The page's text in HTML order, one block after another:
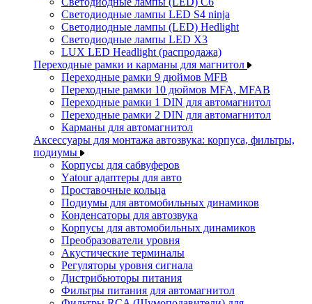
Светодиодные лампы LED S4 ninja
Светодиодные лампы (LED) Hedlight
Светодиодные лампы LED X3
LUX LED Headlight (распродажа)
Переходные рамки и карманы для магнитол
Переходные рамки 9 дюймов MFB
Переходные рамки 10 дюймов MFA, MFAB
Переходные рамки 1 DIN для автомагнитол
Переходные рамки 2 DIN для автомагнитол
Карманы для автомагнитол
Аксессуары для монтажа автозвука: корпуса, фильтры,
подиумы
Корпусы для сабвуферов
Yаtour адаптеры для авто
Проставочные кольца
Подиумы для автомобильных динамиков
Конденсаторы для автозвука
Корпусы для автомобильных динамиков
Преобразователи уровня
Акустические терминалы
Регуляторы уровня сигнала
Дистрибьюторы питания
Фильтры питания для автомагнитол